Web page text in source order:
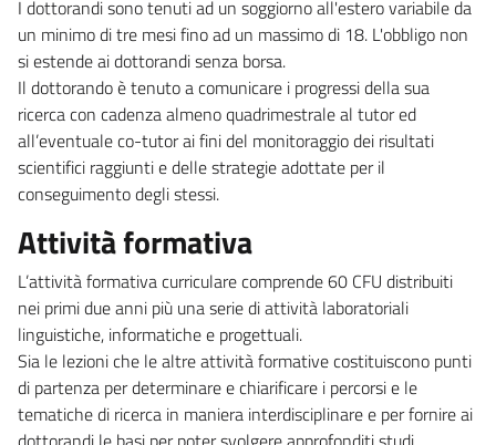
I dottorandi sono tenuti ad un soggiorno all'estero variabile da
un minimo di tre mesi fino ad un massimo di 18. L'obbligo non
si estende ai dottorandi senza borsa.
Il dottorando è tenuto a comunicare i progressi della sua
ricerca con cadenza almeno quadrimestrale al tutor ed
all’eventuale co-tutor ai fini del monitoraggio dei risultati
scientifici raggiunti e delle strategie adottate per il
conseguimento degli stessi.
Attività formativa
L’attività formativa curriculare comprende 60 CFU distribuiti
nei primi due anni più una serie di attività laboratoriali
linguistiche, informatiche e progettuali.
Sia le lezioni che le altre attività formative costituiscono punti
di partenza per determinare e chiarificare i percorsi e le
tematiche di ricerca in maniera interdisciplinare e per fornire ai